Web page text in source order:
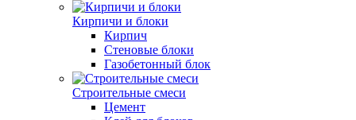
Кирпичи и блоки
Кирпич
Стеновые блоки
Газобетонный блок
Строительные смеси
Цемент